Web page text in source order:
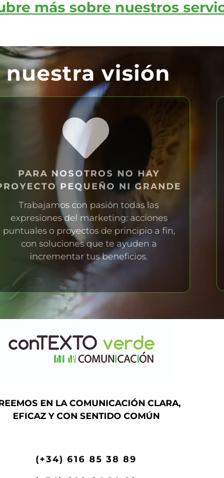
más sobre nuestros
nuestra visión
PARA NOSOTROS NO HAY
PEQUEÑO NI GRANDE
Trabajamos con pasión todas las
expresiones del marketing: acciones
puntuales o proyectos de principio a fin,
con soluciones que te ayuden a
incrementar tus beneficios.
EN LA COMUNICACIÓN CLARA,
EFICAZ Y CON SENTIDO COMÚN
(+34) 616 85 38 89